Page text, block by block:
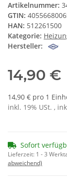
Artikelnummer:
GTIN:
HAN: 512261500
Kategorie:
Hersteller:
14,90 €
14,90 € pro 1
inkl. 19% USt. ,
Sofort
Lieferzeit: 1 - 3
abweichend)